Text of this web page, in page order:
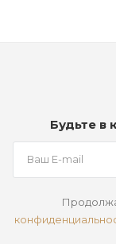
Будьте в